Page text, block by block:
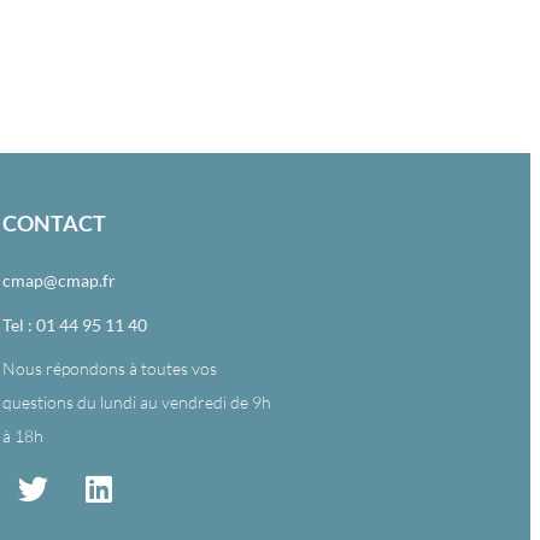
CONTACT
cmap@cmap.fr
Tel : 01 44 95 11 40
Nous répondons à toutes vos
questions du lundi au vendredi de 9h
à 18h